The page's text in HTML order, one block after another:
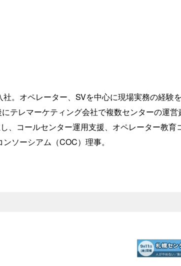
。オペレーター、SVを中心に現場実務の経験
テレマーケティング会社で複数センターの運営
、コールセンター運用支援、オペレーター教育
ソーシアム（COC）理事。